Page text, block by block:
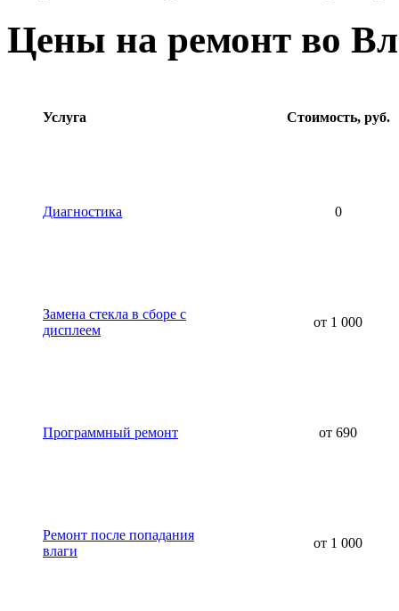
Цены на ремонт во
Услуга Стоимость, руб.
Диагностика 0
Замена стекла в сборе с
дисплеем
от 1 000
Программный ремонт от 690
Ремонт после попадания
влаги
от 1 000